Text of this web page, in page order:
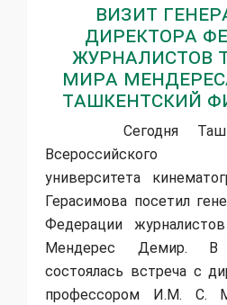
Визит
директора
журналистов
мира
Ташкентский
Сегодня
Всероссийского
университета
Герасимова посетил
Федерации
Мендерес Демир. В
состоялась встреча с
профессором И.М. С.